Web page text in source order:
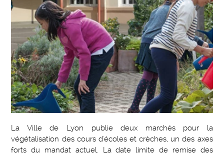
La Ville de Lyon publie deux marchés pour la
végétalisation des cours d'écoles et crèches, un des axes
forts du mandat actuel. La date limite de remise des